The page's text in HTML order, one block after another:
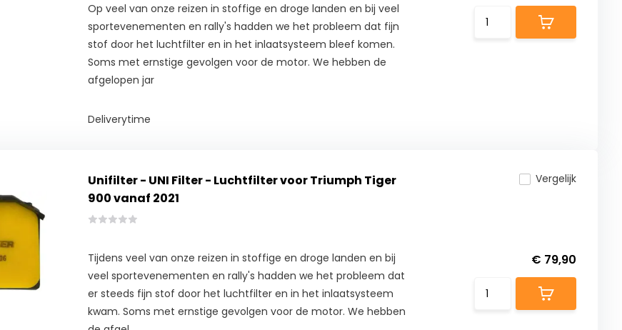
Op veel van onze reizen in stoffige en droge landen en bij veel
sportevenementen en rally's hadden we het probleem dat fijn
stof door het luchtfilter en in het inlaatsysteem bleef komen.
Soms met ernstige gevolgen voor de motor. We hebben de
afgelopen jar
Deliverytime
Unifilter - UNI Filter - Luchtfilter voor Triumph Tiger
900 vanaf 2021
Tijdens veel van onze reizen in stoffige en droge landen en bij
veel sportevenementen en rally's hadden we het probleem dat
er steeds fijn stof door het luchtfilter en in het inlaatsysteem
kwam. Soms met ernstige gevolgen voor de motor. We hebben
Vergelijk
€ 79,90